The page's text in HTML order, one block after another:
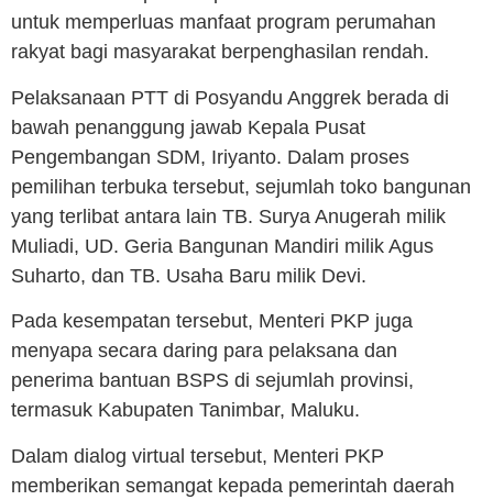
untuk memperluas manfaat program perumahan
rakyat bagi masyarakat berpenghasilan rendah.
Pelaksanaan PTT di Posyandu Anggrek berada di
bawah penanggung jawab Kepala Pusat
Pengembangan SDM, Iriyanto. Dalam proses
pemilihan terbuka tersebut, sejumlah toko bangunan
yang terlibat antara lain TB. Surya Anugerah milik
Muliadi, UD. Geria Bangunan Mandiri milik Agus
Suharto, dan TB. Usaha Baru milik Devi.
Pada kesempatan tersebut, Menteri PKP juga
menyapa secara daring para pelaksana dan
penerima bantuan BSPS di sejumlah provinsi,
termasuk Kabupaten Tanimbar, Maluku.
Dalam dialog virtual tersebut, Menteri PKP
memberikan semangat kepada pemerintah daerah